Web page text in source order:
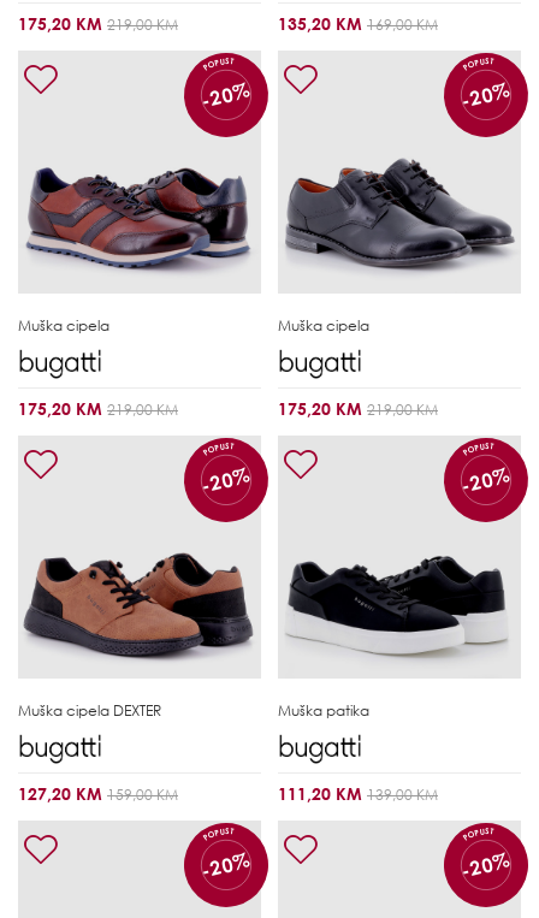
175,20 KM 219,00 KM 135,20 KM 169,00 KM
POPUST
-20%
Muška cipela
175,20 KM 219,00 KM
POPUST
-20%
Muška cipela
175,20 KM 219,00 KM
POPUST
-20%
Muška cipela DEXTER
127,20 KM 159,00 KM
POPUST
-20%
Muška patika
111,20 KM 139,00 KM
POPUST
-20%
POPUST
-20%